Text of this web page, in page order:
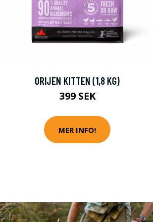
ORIJEN KITTEN (1,8 KG)
399 SEK
MER INFO!